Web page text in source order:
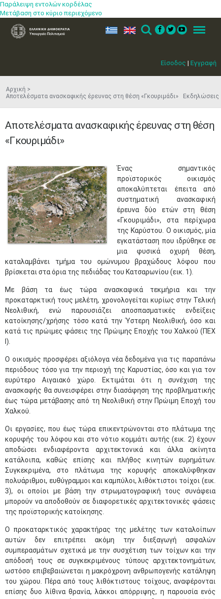
Παράλειψη εντολών κορδέλας
Μετάβαση στο κύριο περιεχόμενο
Είσοδος | Εγγραφή
ελ en Search Menu
Αρχική
Αποτελέσματα ανασκαφικής έρευνας στη θέση «Γκουριμάδι» Εκδηλώσεις
Αποτελέσματα ανασκαφικής έρευνας στη θέση
«Γκουριμάδι»
​Ένας σημαντικός
προϊστορικός οικισμός
αποκαλύπτεται έπειτα από
συστηματική ανασκαφική
έρευνα δύο ετών στη θέση
«Γκουριμάδι», στα περίχωρα
της Καρύστου. Ο οικισμός, μία
εγκατάσταση που ιδρύθηκε σε
μια φυσικά οχυρή θέση,
καταλαμβάνει τμήμα του ομώνυμου βραχώδους λόφου που
βρίσκεται στα όρια της πεδιάδας του Κατσαρωνίου (εικ. 1).
Με βάση τα έως τώρα ανασκαφικά τεκμήρια και την
προκαταρκτική τους μελέτη, χρονολογείται κυρίως στην Τελική
Νεολιθική, ενώ παρουσιάζει αποσπασματικές ενδείξεις
κατοίκησης/χρήσης τόσο κατά την Ύστερη Νεολιθική, όσο και
κατά τις πρώιμες φάσεις της Πρώιμης Εποχής του Χαλκού (ΠΕΧ
Ι).
Ο οικισμός προσφέρει αξιόλογα νέα δεδομένα για τις παραπάνω
περιόδους τόσο για την περιοχή της Καρυστίας, όσο και για τον
ευρύτερο Αιγαιακό χώρο. Εκτιμάται ότι η συνέχιση της
ανασκαφής θα συνεισφέρει στην διασάφηση της προβληματικής
έως τώρα μετάβασης από τη Νεολιθική στην Πρώιμη Εποχή του
Χαλκού.
Οι εργασίες, που έως τώρα επικεντρώνονται στο πλάτωμα της
κορυφής του λόφου και στο νότιο κομμάτι αυτής (εικ. 2) έχουν
αποδώσει ενδιαφέροντα αρχιτεκτονικά και άλλα ακίνητα
κατάλοιπα, καθώς επίσης και πλήθος κινητών ευρημάτων.
Συγκεκριμένα, στο πλάτωμα της κορυφής αποκαλύφθηκαν
πολυάριθμοι, ευθύγραμμοι και καμπύλοι, λιθόκτιστοι τοίχοι (εικ.
3), οι οποίοι με βάση την στρωματογραφική τους συνάφεια
μπορούν να αποδοθούν σε διαφορετικές αρχιτεκτονικές φάσεις
της προϊστορικής κατοίκησης.
Ο προκαταρκτικός χαρακτήρας της μελέτης των καταλοίπων
αυτών δεν επιτρέπει ακόμη την διεξαγωγή ασφαλών
συμπερασμάτων σχετικά με την συσχέτιση των τοίχων και την
απόδοσή τους σε συγκεκριμένους τύπους αρχιτεκτονημάτων,
ωστόσο επιβεβαιώνεται η μακρόχρονη ανθρωπογενής κατάληψη
του χώρου. Πέρα από τους λιθόκτιστους τοίχους, αναφέρονται
επίσης δυο λίθινα θρανία, λάκκοι απόρριψης, η παρουσία ενός